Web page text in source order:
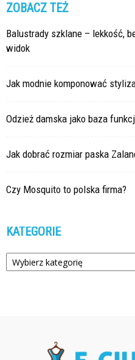
ZOBACZ TEŻ
Balustrady szklane – lekkość,
widok
Jak modnie komponować
Odzież damska jako baza
Jak dobrać rozmiar paska
Czy Mosquito to polska firma?
KATEGORIE
Kategorie